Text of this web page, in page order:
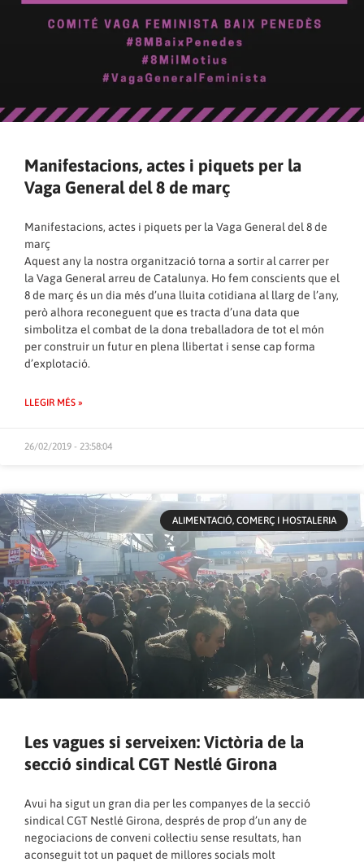
Manifestacions, actes i piquets per la
Vaga General del 8 de març
Manifestacions, actes i piquets per la Vaga General del 8 de
març
Aquest any la nostra organització torna a sortir al carrer per
la Vaga General arreu de Catalunya. Ho fem conscients que el
8 de març és un dia més d’una lluita cotidiana al llarg de l’any,
però alhora reconeguent que es tracta d’una data que
simbolitza el combat de la dona treballadora de tot el món
per construir un futur en plena llibertat i sense cap forma
d’explotació.
LLEGIR MÉS »
26/02/2019 - 23:58:04
ALIMENTACIÓ, COMERÇ I HOSTALERIA
Les vagues si serveixen: Victòria de la
secció sindical CGT Nestlé Girona
Avui ha sigut un gran dia per les companyes de la secció
sindical CGT Nestlé Girona, després de prop d’un any de
negociacions de conveni col·lectiu sense resultats, han
aconseguit tot un paquet de millores socials molt